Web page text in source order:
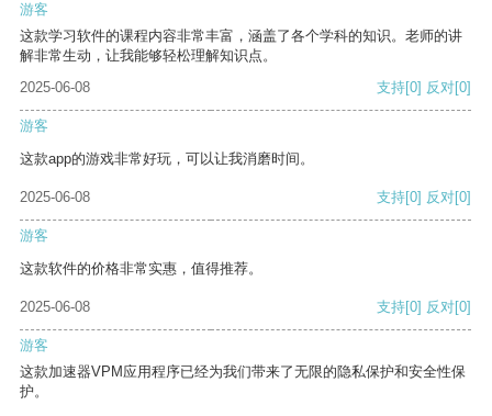
游客
这款学习软件的课程内容非常丰富，涵盖了各个学科的知识。老师的讲
解非常生动，让我能够轻松理解知识点。
2025-06-08
支持[0] 反对[0]
游客
这款app的游戏非常好玩，可以让我消磨时间。
2025-06-08 支持[0] 反对[0]
游客
这款软件的价格非常实惠，值得推荐。
2025-06-08 支持[0] 反对[0]
游客
这款加速器VPM应用程序已经为我们带来了无限的隐私保护和安全性保
护。